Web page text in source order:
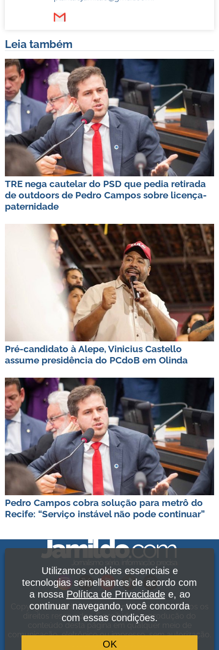
Leia também
TRE nega cautelar do PSD que pedia retirada
de outdoors de Pedro Campos sobre licença-
paternidade
Pré-candidato à Alepe, Vinicius Castello
assume presidência do PCdoB em Olinda
Pedro Campos cobra solução para metrô do
Recife: “Serviço instável não pode continuar”
Copyright Jamildo Melo Comunicações Ltda. Todos os
direitos reservados. É proibida a reprodução do
conteúdo desta página em qualquer meio de
comunicação, eletrônico ou impresso, sem autorização.
Política de Privacidade
Utilizamos cookies essenciais e
tecnologias semelhantes de acordo com
a nossa Política de Privacidadee, ao
continuar navegando, você concorda
com essas condições.
OK